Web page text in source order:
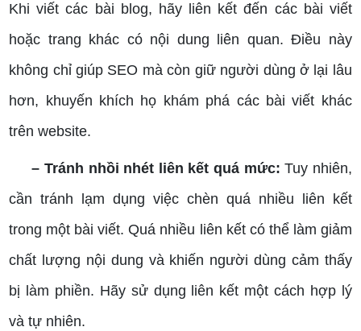
Khi viết các bài blog, hãy liên kết đến các bài viết
hoặc trang khác có nội dung liên quan. Điều này
không chỉ giúp SEO mà còn giữ người dùng ở lại lâu
hơn, khuyến khích họ khám phá các bài viết khác
trên website.
– Tránh nhồi nhét liên kết quá mức:Tuy nhiên,
cần tránh lạm dụng việc chèn quá nhiều liên kết
trong một bài viết. Quá nhiều liên kết có thể làm giảm
chất lượng nội dung và khiến người dùng cảm thấy
bị làm phiền. Hãy sử dụng liên kết một cách hợp lý
và tự nhiên.